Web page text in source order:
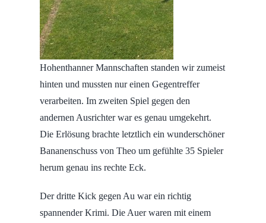
Hohenthanner Mannschaften standen wir zumeist
hinten und mussten nur einen Gegentreffer
verarbeiten. Im zweiten Spiel gegen den
andernen Ausrichter war es genau umgekehrt.
Die Erlösung brachte letztlich ein wunderschöner
Bananenschuss von Theo um gefühlte 35 Spieler
herum genau ins rechte Eck.
Der dritte Kick gegen Au war ein richtig
spannender Krimi. Die Auer waren mit einem